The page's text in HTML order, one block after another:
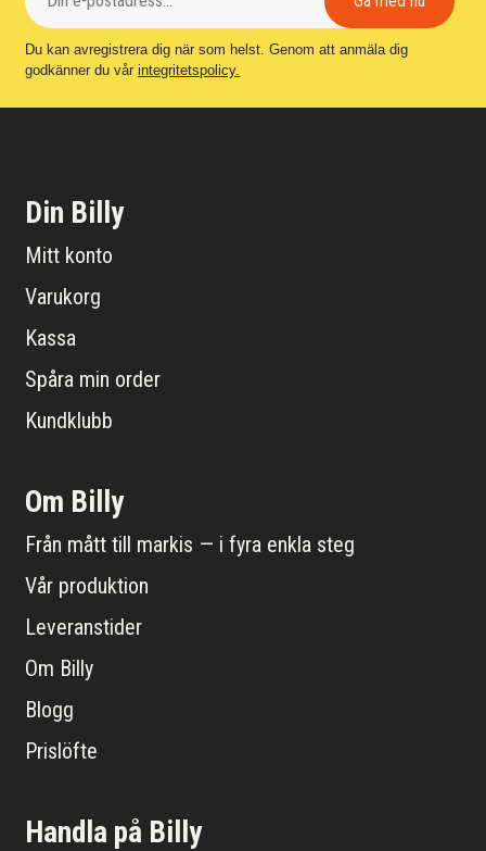
Du kan avregistrera dig när som helst. Genom att anmäla dig
godkänner du vårintegritetspolicy.
Din Billy
Mitt konto
Varukorg
Kassa
Spåra min order
Kundklubb
Om Billy
Från mått till markis — i fyra enkla steg
Vår produktion
Leveranstider
Om Billy
Blogg
Prislöfte
Handla på Billy